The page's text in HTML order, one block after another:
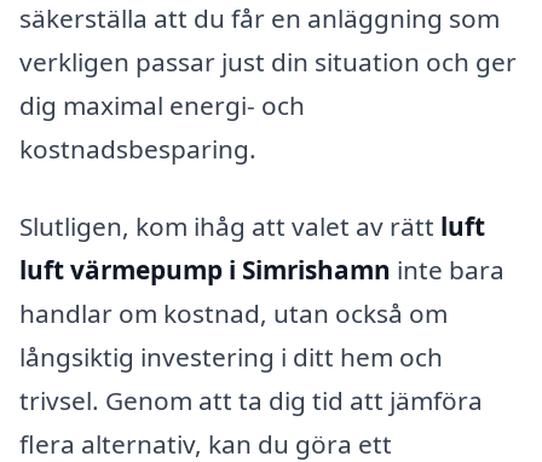
säkerställa att du får en anläggning som
verkligen passar just din situation och ger
dig maximal energi- och
kostnadsbesparing.
Slutligen, kom ihåg att valet av rätt luft
luft värmepump i Simrishamn inte bara
handlar om kostnad, utan också om
långsiktig investering i ditt hem och
trivsel. Genom att ta dig tid att jämföra
flera alternativ, kan du göra ett